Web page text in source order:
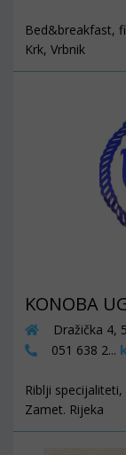
Bed&breakfast,
Krk, Vrbnik
KONOBA
Dražička
051 638 2...
Riblji
Zamet. Rijeka